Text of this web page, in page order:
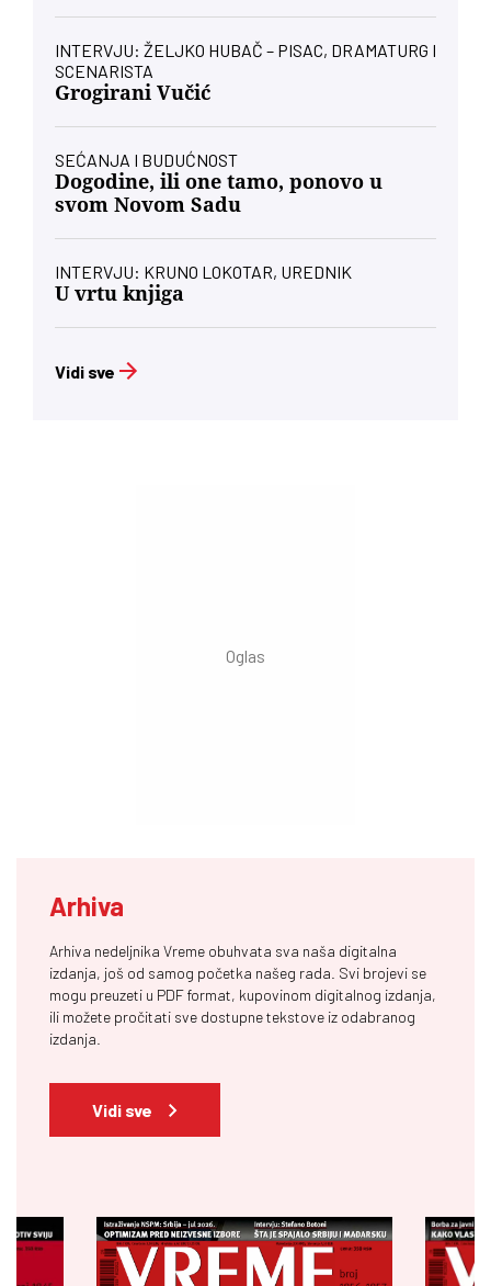
INTERVJU: ŽELJKO HUBAČ – PISAC, DRAMATURG I
SCENARISTA
Grogirani Vučić
SEĆANJA I BUDUĆNOST
Dogodine, ili one tamo, ponovo u
svom Novom Sadu
INTERVJU: KRUNO LOKOTAR, UREDNIK
U vrtu knjiga
Vidi sve
Arhiva
Arhiva nedeljnika Vreme obuhvata sva naša digitalna
izdanja, još od samog početka našeg rada. Svi brojevi se
mogu preuzeti u PDF format, kupovinom digitalnog izdanja,
ili možete pročitati sve dostupne tekstove iz odabranog
izdanja.
Vidi sve